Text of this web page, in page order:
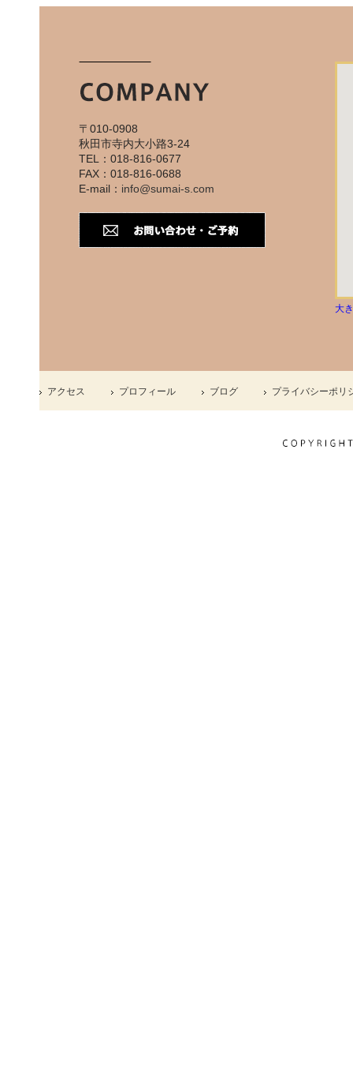
〒010-0908
秋田市寺内大小路3-24
TEL：018-816-0677
FAX：018-816-0688
E-mail： info@sumai-s.com
大
アクセス プロフィール ブログ プライバシーポリ